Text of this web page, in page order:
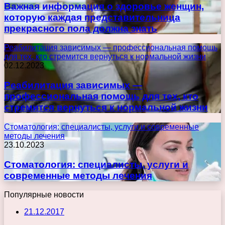
Важная информация о здоровье женщин,
которую каждая представительница
прекрасного пола должна знать
Реабилитация зависимых — профессиональная помощь
для тех, кто стремится вернуться к нормальной жизни
02.12.2023
Реабилитация зависимых —
профессиональная помощь для тех, кто
стремится вернуться к нормальной жизни
Стоматология: специалисты, услуги и современные
методы лечения
23.10.2023
Стоматология: специалисты, услуги и
современные методы лечения
Популярные новости
21.12.2017